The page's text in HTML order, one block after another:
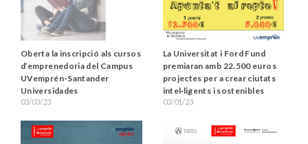
Oberta la inscripció als cursos
d’emprenedoria del Campus
UVemprén-Santander
Universidades
03/03/23
La Universitat i Ford Fund
premiaran amb 22.500 euros
projectes per a crear ciutats
intel·ligents i sostenibles
03/01/23